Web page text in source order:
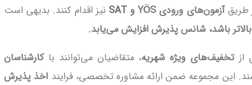
طریقآزمون‌های ورودی YÖS و SAT نیز اقدام کنند. بدیهی است
باشد، شانس پذیرش افزایش می‌یابد.
از تخفیف‌های ویژه شهریه، متقاضیان می‌توانند باکارشناسان
این مجموعه ضمن ارائه مشاوره تخصصی، فرایند اخذ پذیرش